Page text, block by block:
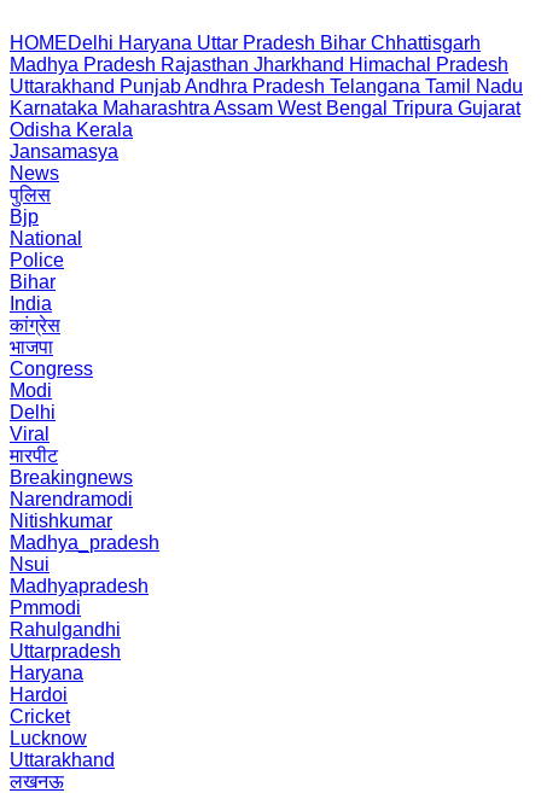
HOMEDelhi Haryana Uttar Pradesh Bihar Chhattisgarh
Madhya Pradesh Rajasthan Jharkhand Himachal Pradesh
Uttarakhand PunjabAndhra Pradesh Telangana Tamil Nadu
Karnataka Maharashtra Assam West Bengal Tripura Gujarat
Odisha Kerala
Jansamasya
News
पुलिस
Bjp
National
Police
Bihar
India
कांग्रेस
भाजपा
Congress
Modi
Delhi
Viral
मारपीट
Breakingnews
Narendramodi
Nitishkumar
Madhya_pradesh
Nsui
Madhyapradesh
Pmmodi
Rahulgandhi
Uttarpradesh
Haryana
Hardoi
Cricket
Lucknow
Uttarakhand
लखनऊ